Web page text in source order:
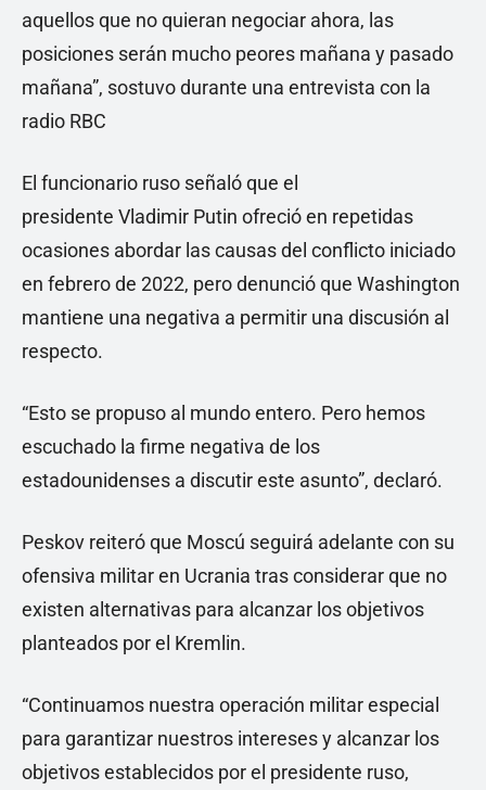
aquellos que no quieran negociar ahora, las
posiciones serán mucho peores mañana y pasado
mañana”, sostuvo durante una entrevista con la
radio RBC
El funcionario ruso señaló que el
presidente Vladimir Putin ofreció en repetidas
ocasiones abordar las causas del conflicto iniciado
en febrero de 2022, pero denunció que Washington
mantiene una negativa a permitir una discusión al
respecto.
“Esto se propuso al mundo entero. Pero hemos
escuchado la firme negativa de los
estadounidenses a discutir este asunto”, declaró.
Peskov reiteró que Moscú seguirá adelante con su
ofensiva militar en Ucrania tras considerar que no
existen alternativas para alcanzar los objetivos
planteados por el Kremlin.
“Continuamos nuestra operación militar especial
para garantizar nuestros intereses y alcanzar los
objetivos establecidos por el presidente ruso,